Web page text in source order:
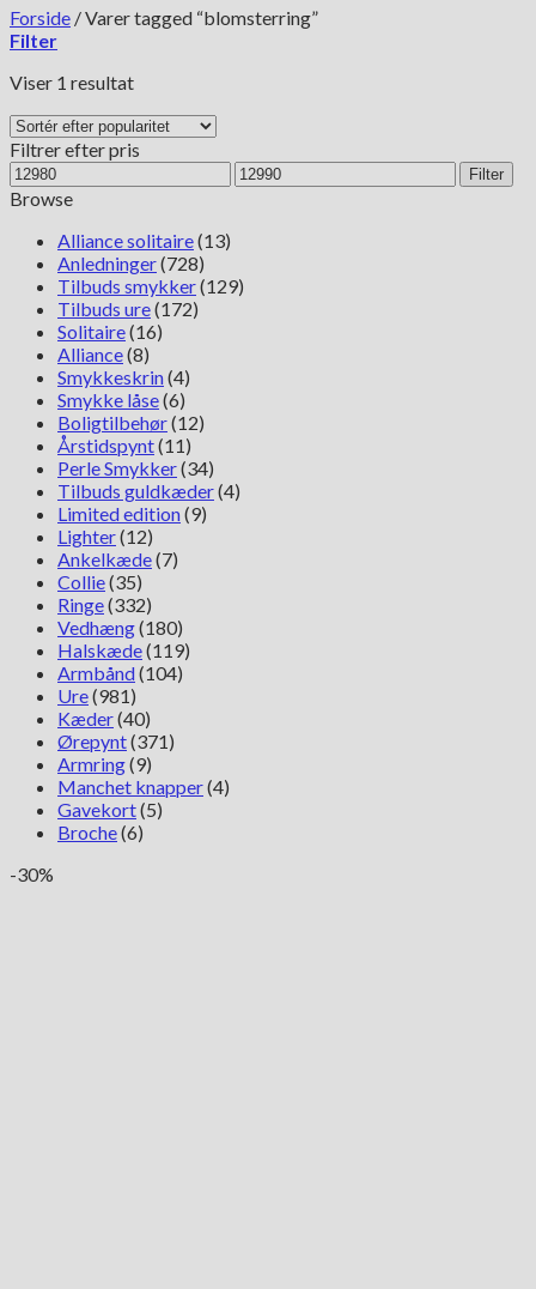
Forside /Varer tagged “blomsterring”
Filter
Viser 1 resultat
Filtrer efter pris
Mindste
pris
Højeste
pris
Filter
Browse
Alliance solitaire(13)
Anledninger(728)
Tilbuds smykker(129)
Tilbuds ure(172)
Solitaire(16)
Alliance(8)
Smykkeskrin(4)
Smykke låse(6)
Boligtilbehør(12)
Årstidspynt(11)
Perle Smykker(34)
Tilbuds guldkæder(4)
Limited edition(9)
Lighter(12)
Ankelkæde(7)
Collie(35)
Ringe(332)
Vedhæng(180)
Halskæde(119)
Armbånd(104)
Ure(981)
Kæder(40)
Ørepynt(371)
Armring(9)
Manchet knapper(4)
Gavekort(5)
Broche(6)
-30%